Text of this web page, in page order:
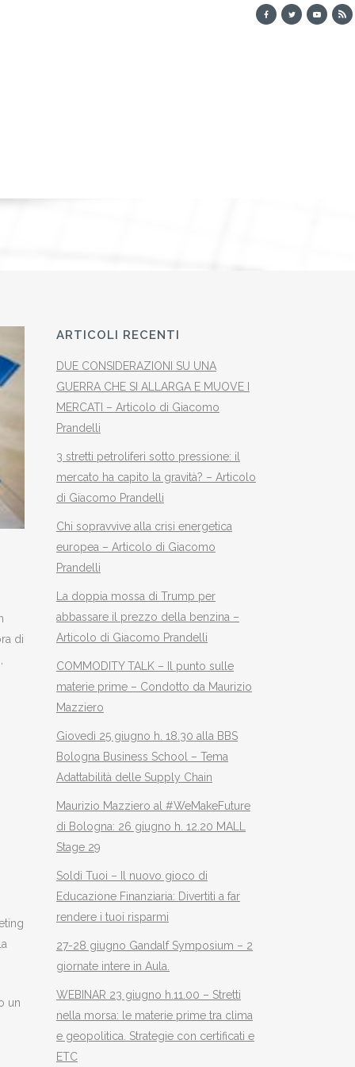
di
un
ARTICOLI RECENTI
DUE CONSIDERAZIONI SU UNA
GUERRA CHE SI ALLARGA E MUOVE I
MERCATI – Articolo di Giacomo
Prandelli
3 stretti petroliferi sotto pressione: il
mercato ha capito la gravità? – Articolo
di Giacomo Prandelli
Chi sopravvive alla crisi energetica
europea – Articolo di Giacomo
Prandelli
La doppia mossa di Trump per
abbassare il prezzo della benzina –
Articolo di Giacomo Prandelli
COMMODITY TALK – Il punto sulle
materie prime – Condotto da Maurizio
Mazziero
Giovedì 25 giugno h. 18.30 alla BBS
Bologna Business School – Tema
Adattabilità delle Supply Chain
Maurizio Mazziero al #WeMakeFuture
di Bologna: 26 giugno h. 12.20 MALL
Stage 29
Soldi Tuoi – Il nuovo gioco di
Educazione Finanziaria: Divertiti a far
rendere i tuoi risparmi
27-28 giugno Gandalf Symposium – 2
giornate intere in Aula.
WEBINAR 23 giugno h.11.00 – Stretti
nella morsa: le materie prime tra clima
e geopolitica. Strategie con certificati e
ETC